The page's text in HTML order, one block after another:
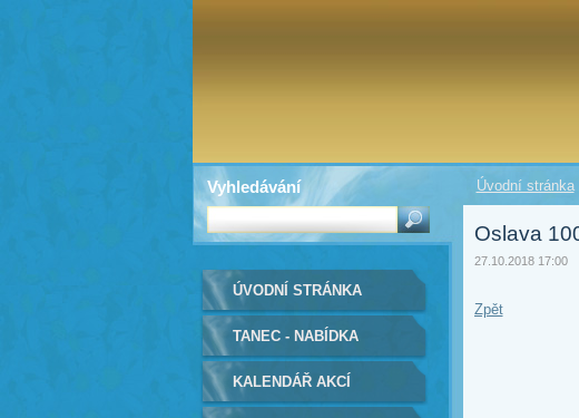
Úvodní stránka
Oslava
27.10.2018 17:00
Zpět
ÚVODNÍ STRÁNKA
TANEC - NABÍDKA
KALENDÁŘ AKCÍ
Vyhledávání